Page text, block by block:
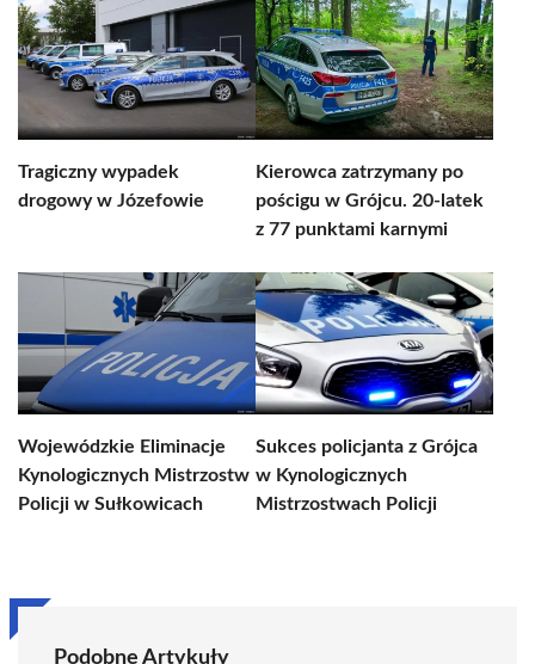
Tragiczny wypadek
drogowy w Józefowie
Kierowca zatrzymany po
pościgu w Grójcu. 20-latek
z 77 punktami karnymi
Wojewódzkie Eliminacje
Kynologicznych Mistrzostw
Policji w Sułkowicach
Sukces policjanta z Grójca
w Kynologicznych
Mistrzostwach Policji
Podobne Artykuły